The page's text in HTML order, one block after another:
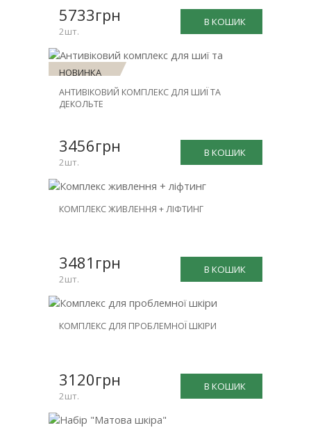
-31%
В КОШИК
5733грн
2шт.
НОВИНКА
ЗНИЖКА
АНТИВІКОВИЙ КОМПЛЕКС ДЛЯ ШИЇ ТА
ДЕКОЛЬТЕ
В КОШИК
3456грн
2шт.
НОВИНКА
-26%
КОМПЛЕКС ЖИВЛЕННЯ + ЛІФТИНГ
В КОШИК
3481грн
2шт.
НОВИНКА
-26%
КОМПЛЕКС ДЛЯ ПРОБЛЕМНОЇ ШКІРИ
В КОШИК
3120грн
2шт.